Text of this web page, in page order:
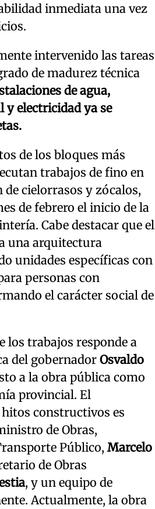
inmediata una vez
intervenido las tareas
de madurez técnica
de agua,
y electricidad ya se
de los bloques más
trabajos de fino en
de cielorrasos y zócalos,
de febrero el inicio de la
Cabe destacar que el
una arquitectura
unidades específicas con
personas con
el carácter social de
los trabajos responde a
del gobernador Osvaldo
a la obra pública como
provincial. El
constructivos es
de Obras,
Público, Marcelo
de Obras
, y un equipo de
Actualmente, la obra